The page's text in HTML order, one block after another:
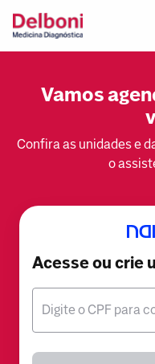
Vamos
Confira as unidades e
o
Acesse ou crie
Digite o CPF para